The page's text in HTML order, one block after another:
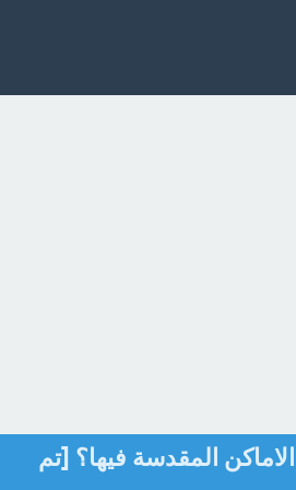
المقدسة فيها؟ [تم